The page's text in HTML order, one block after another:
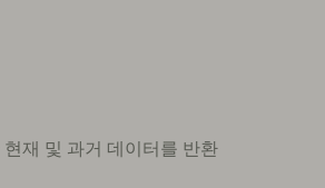
재 및 과거 데이터를 반환